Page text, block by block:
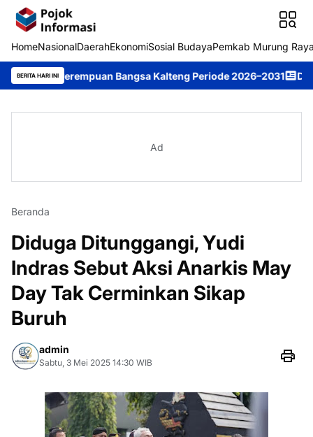
HomeNasionalDaerahEkonomiSosial BudayaPemkab Murung
BERITA HARI INIBangsa Kalteng Periode 2026–2031 DPRD Murung
Ad
Beranda
Diduga Ditunggangi, Yudi
Indras Sebut Aksi Anarkis May
Day Tak Cerminkan Sikap
Buruh
admin
Sabtu, 3 Mei 2025 14:30 WIB